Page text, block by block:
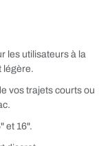
les utilisateurs à la
légère.
vos trajets courts ou
et 16".